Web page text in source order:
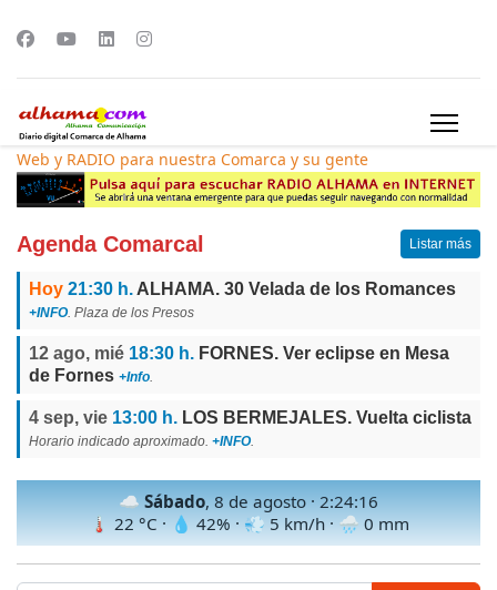
Web y RADIO para nuestra Comarca y su gente
Agenda Comarcal Listar más
Hoy 21:30 h. ALHAMA. 30 Velada de los Romances
+INFO. Plaza de los Presos
12 ago, mié 18:30 h. FORNES. Ver eclipse en Mesa
de Fornes +Info.
4 sep, vie 13:00 h. LOS BERMEJALES. Vuelta ciclista
Horario indicado aproximado. +INFO.
☁️ Sábado, 8 de agosto · 2:24:18
🌡 22 °C · 💧 42% · 💨 5 km/h · 🌧 0 mm